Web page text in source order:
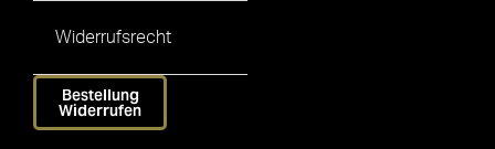
Widerrufsrecht
Bestellung
Widerrufen